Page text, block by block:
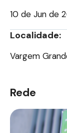
10 de Jun de
Localidade:
Vargem
Rede